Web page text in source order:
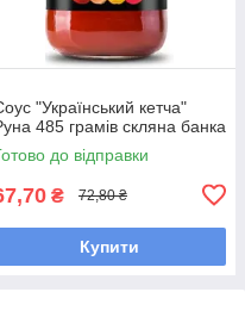
"Український кетча"
485 грамів скляна банка
до відправки
₴ 72,80 ₴
Купити